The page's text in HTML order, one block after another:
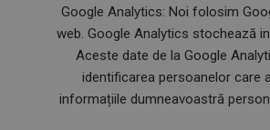
Google Analytics: Noi folosim
web. Google Analytics stochează
Aceste date de la Google
identificarea persoanelor care
informațiile dumneavoastră